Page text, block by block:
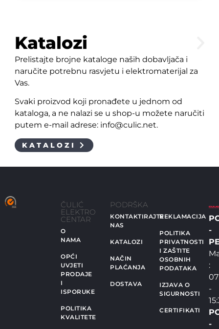
Katalozi
Prelistajte brojne kataloge naših dobavljača i
naručite potrebnu rasvjetu i elektromaterijal za
Vas.
Svaki proizvod koji pronađete u jednom od
kataloga, a ne nalazi se u shop-u možete naručiti
putem e-mail adrese: info@culic.net.
KATALOZI
ČULIĆ
ELEKTRO
CENTAR
O
NAMA
OPĆI
UVJETI
PRODAJE
I
ISPORUKE
POLITIKA
KVALITETE
PODRŠKA
KONTAKTIRAJTE
NAS
KATALOZI
NAČIN
PLAĆANJA
DOSTAVA
REKLAMACIJA
POLITIKA
PRIVATNOSTI
I ZAŠTITE
OSOBNIH
PODATAKA
IZJAVA O
SIGURNOSTI
CERTIFIKATI
-
:
-
-